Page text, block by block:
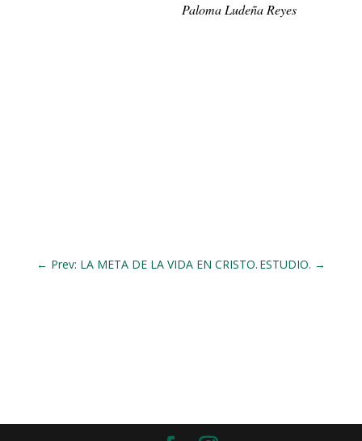
Paloma Ludeña Reyes
← Prev: LA META DE LA VIDA EN CRISTO. ESTUDIO. →